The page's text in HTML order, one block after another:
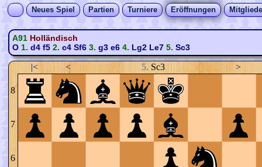
Neues Spiel Partien Turniere Eröffnungen
A91 Holländisch
O1. d4 f52. c4 Sf63. g3 e64. Lg2 Le75. Sc3
|< < 5. Sc3 >
8
7
6